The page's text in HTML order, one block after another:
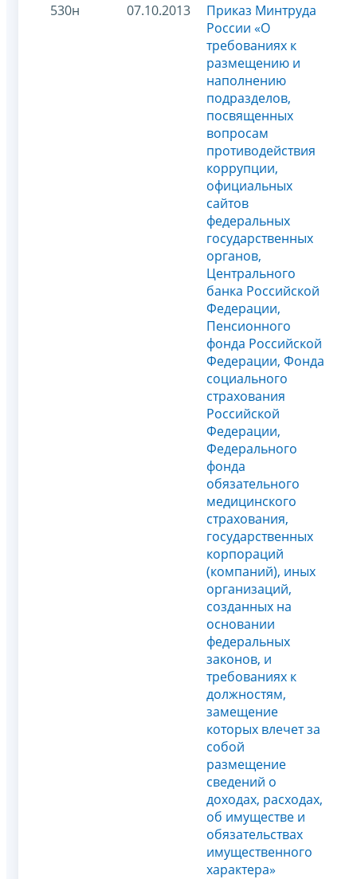
530н 07.10.2013
Приказ Минтруда
России «О
требованиях к
размещению и
наполнению
подразделов,
посвященных
вопросам
противодействия
коррупции,
официальных
сайтов
федеральных
государственных
органов,
Центрального
банка Российской
Федерации,
Пенсионного
фонда Российской
Федерации, Фонда
социального
страхования
Российской
Федерации,
Федерального
фонда
обязательного
медицинского
страхования,
государственных
корпораций
(компаний), иных
организаций,
созданных на
основании
федеральных
законов, и
требованиях к
должностям,
замещение
которых влечет за
собой
размещение
сведений о
доходах, расходах,
об имуществе и
обязательствах
имущественного
характера»